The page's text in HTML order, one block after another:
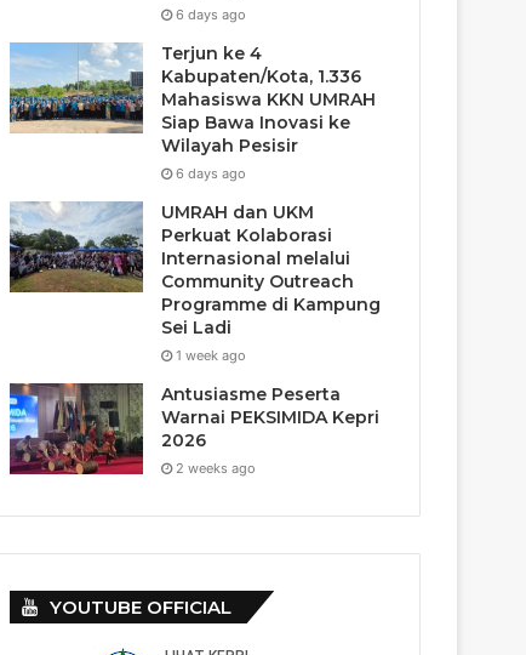
6 days ago
Terjun ke 4
Kabupaten/Kota, 1.336
Mahasiswa KKN UMRAH
Siap Bawa Inovasi ke
Wilayah Pesisir
6 days ago
UMRAH dan UKM
Perkuat Kolaborasi
Internasional melalui
Community Outreach
Programme di Kampung
Sei Ladi
1 week ago
Antusiasme Peserta
Warnai PEKSIMIDA Kepri
2026
2 weeks ago
YOUTUBE OFFICIAL